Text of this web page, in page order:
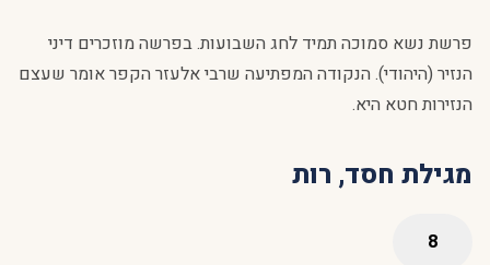
פרשת נשא סמוכה תמיד לחג השבועות. בפרשה מוזכרים דיני
הנזיר (היהודי). הנקודה המפתיעה שרבי אלעזר הקפר אומר שעצם
הנזירות חטא היא.
מגילת חסד, רות